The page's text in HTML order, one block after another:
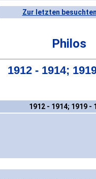
Zur letzten
Philos
1912 - 1914;
1912 - 1914; 1919 -